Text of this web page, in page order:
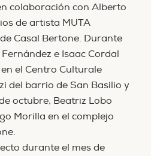
colaboración con Alberto
de artista MUTA
Casal Bertone. Durante
e Isaac Cordal
el Centro Culturale
del barrio de San Basilio y
octubre, Beatriz Lobo
Morilla en el complejo
durante el mes de